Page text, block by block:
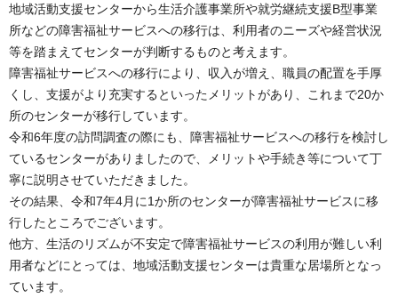
地域活動支援センターから生活介護事業所や就労継続支援B型事業
所などの障害福祉サービスへの移行は、利用者のニーズや経営状況
等を踏まえてセンターが判断するものと考えます。
障害福祉サービスへの移行により、収入が増え、職員の配置を手厚
くし、支援がより充実するといったメリットがあり、これまで20か
所のセンターが移行しています。
令和6年度の訪問調査の際にも、障害福祉サービスへの移行を検討し
ているセンターがありましたので、メリットや手続き等について丁
寧に説明させていただきました。
その結果、令和7年4月に1か所のセンターが障害福祉サービスに移
行したところでございます。
他方、生活のリズムが不安定で障害福祉サービスの利用が難しい利
用者などにとっては、地域活動支援センターは貴重な居場所となっ
ています。